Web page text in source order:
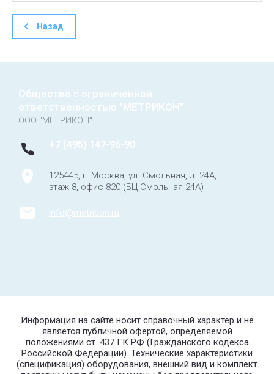
Назад
Общество с ограниченной
ответственностью "МЕТРИКОН"
ООО "МЕТРИКОН"
+7 (495) 147-96-90
125445, г. Москва, ул. Смольная, д. 24А,
этаж 8, офис 820 (БЦ Смольная 24А)
info@metricon.ru
Информация на сайте носит справочный характер и не
является публичной офертой, определяемой
положениями ст. 437 ГК РФ (Гражданского кодекса
Российской Федерации). Технические характеристики
(спецификация) оборудования, внешний вид и комплект